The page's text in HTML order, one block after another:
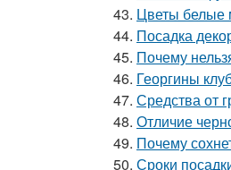
43. Цветы белые
44. Посадка
45. Почему
46. Георгины
47. Средства от
48. Отличие
49. Почему
50. Сроки